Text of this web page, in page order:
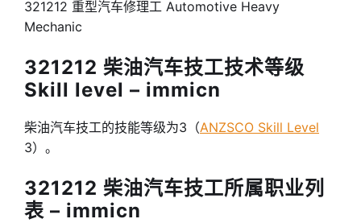
321212 重型汽车修理工 Automotive Heavy
Mechanic
321212 柴油汽车技工技术等级
Skill level – immicn
柴油汽车技工的技能等级为3（ANZSCO Skill Level
3）。
321212 柴油汽车技工所属职业列
表 – immicn